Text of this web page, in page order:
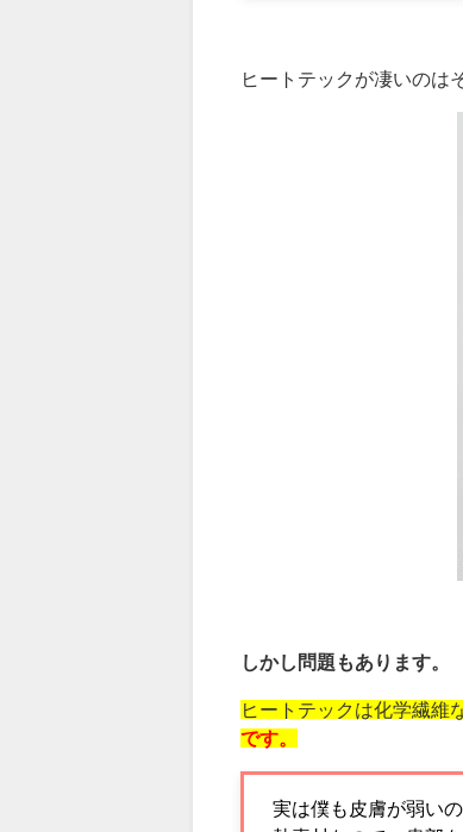
ヒートテックが凄いのは
しかし問題もあります。
ヒートテックは化学繊維
です。
実は僕も皮膚が弱い